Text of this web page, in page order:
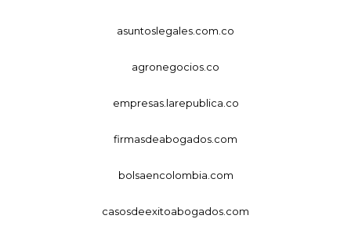
asuntoslegales.com.co
agronegocios.co
empresas.larepublica.co
firmasdeabogados.com
bolsaencolombia.com
casosdeexitoabogados.com